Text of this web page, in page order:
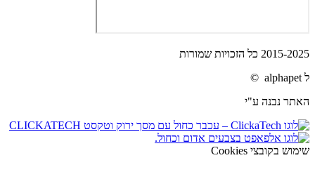
2015-2025 כל הזכויות שמורות
ל alphapet ©
האתר נבנה ע"י
שימוש בקובצי Cookies